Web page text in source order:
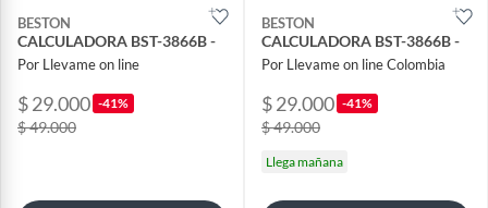
BESTON
CALCULADORA BST-3866B -
Por Llevame on line
$ 29.000 -41%
$ 49.000
BESTON
CALCULADORA BST-3866B -
Por Llevame on line Colombia
$ 29.000 -41%
$ 49.000
Llega mañana